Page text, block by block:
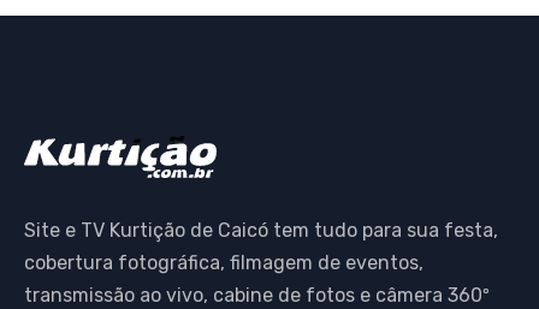
Site e TV Kurtição de Caicó tem tudo para sua festa,
cobertura fotográfica, filmagem de eventos,
transmissão ao vivo, cabine de fotos e câmera 360º